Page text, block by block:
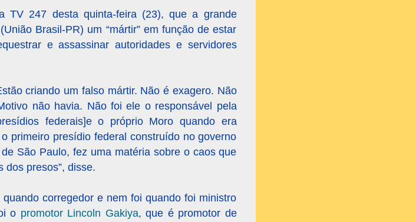
TV 247 desta quinta-feira (23), que a grande
Brasil-PR) um “mártir” em função de estar
e assassinar autoridades e servidores
criando um falso mártir. Não é exagero. Não
não havia. Não foi ele o responsável pela
federais]e o próprio Moro quando era
primeiro presídio federal construído no governo
São Paulo, fez uma matéria sobre o caos que
dos presos”, disse.
corregedor e nem foi quando foi ministro
o promotor Lincoln Gakiya, que é promotor de